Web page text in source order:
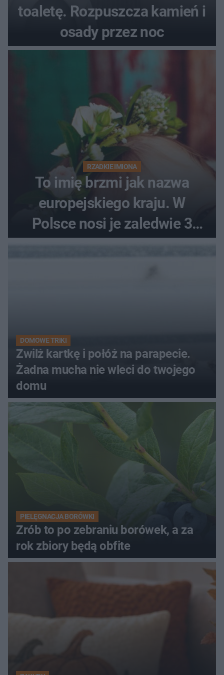
toaletę. Rozpuszcza kamień i
osady przez noc
RZADKIE IMIONA
To imię brzmi jak nazwa
europejskiego kraju. W
Polsce nosi je zaledwie 3
kobiety
DOMOWE TRIKI
Zwilż kartkę i połóż na parapecie.
Żadna mucha nie wleci do twojego
domu
PIELĘGNACJA BORÓWKI
Zrób to po zebraniu borówek, a za
rok zbiory będą obfite